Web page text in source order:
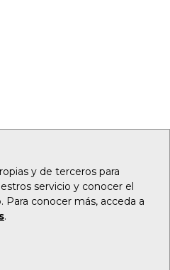
y de terceros para
servicio y conocer el
conocer más, acceda a
.